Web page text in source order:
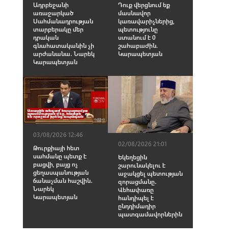
Ադրբեջանի
առաջարկած
Սահմանադրության
տարբերակը մեր
դրական
գնահատականին չի
արժանանա․ Նարեկ
Կարապետյան
Դուք վերցնում եք
մասնավոր
կառավարիչներից,
պետությունը
ստանում է 0
շահաբաժին.
Կարապետյան
03/08/2026 12:46
Թուրքիայի հետ
սահմանը պետք է
բացվի, բայց ոչ
ցեղասպանության
ճանաչման հաշվին․
Նարեկ
Կարապետյան
02/08/2026 21:01
Եկեղեցին
շարունակելու է
աջակցել պետության
զորացմանը․
Վեհափառը
հանդիպել է
ընդդիմադիր
պատգամավորներին